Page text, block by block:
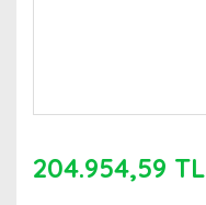
204.954,59 TL